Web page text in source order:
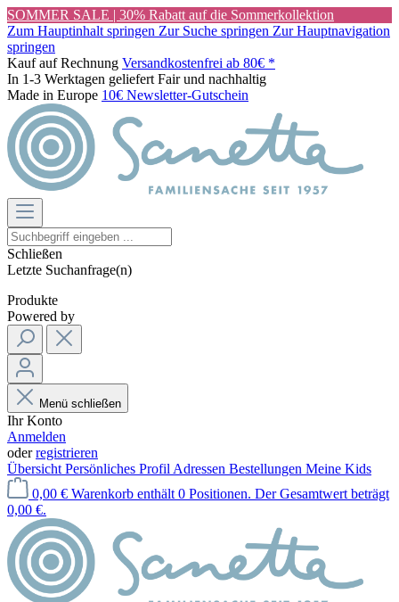
SOMMER SALE | 30% Rabatt auf die Sommerkollektion
Zum Hauptinhalt springen Zur Suche springen Zur Hauptnavigation
springen
Kauf auf Rechnung Versandkostenfrei ab 80€ *
In 1-3 Werktagen geliefert Fair und nachhaltig
Made in Europe 10€ Newsletter-Gutschein
Schließen
Letzte Suchanfrage(n)
Produkte
Powered by
Menü schließen
Ihr Konto
Anmelden
oderregistrieren
Übersicht Persönliches Profil Adressen Bestellungen Meine Kids
0,00 € Warenkorb enthält 0 Positionen. Der Gesamtwert beträgt
0,00 €.